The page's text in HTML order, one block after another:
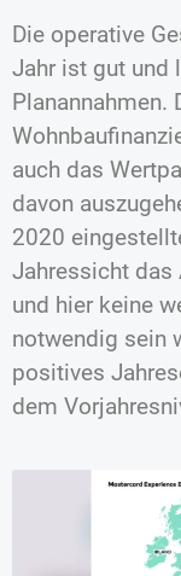
Die operative
Jahr ist gut und
Planannahmen.
auch das
davon
2020
Jahressicht das
und hier keine
notwendig sein
positives
dem